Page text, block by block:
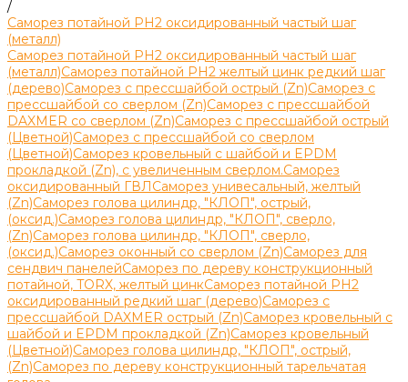
/
Саморез потайной PH2 оксидированный частый шаг
(металл)
Саморез потайной PH2 оксидированный частый шаг
(металл)Саморез потайной РН2 желтый цинк редкий шаг
(дерево)Саморез с прессшайбой острый (Zn)Саморез с
прессшайбой со сверлом (Zn)Саморез с прессшайбой
DAXMER со сверлом (Zn)Саморез с прессшайбой острый
(Цветной)Саморез с прессшайбой со сверлом
(Цветной)Саморез кровельный с шайбой и EPDM
прокладкой (Zn), с увеличенным сверлом.Саморез
оксидированный ГВЛСаморез унивесальный, желтый
(Zn)Саморез голова цилиндр, "КЛОП", острый,
(оксид.)Саморез голова цилиндр, "КЛОП", сверло,
(Zn)Саморез голова цилиндр, "КЛОП", сверло,
(оксид.)Саморез оконный со сверлом (Zn)Саморез для
сендвич панелейСаморез по дереву конструкционный
потайной, TORX, желтый цинкСаморез потайной PH2
оксидированный редкий шаг (дерево)Саморез с
прессшайбой DAXMER острый (Zn)Саморез кровельный с
шайбой и EPDM прокладкой (Zn)Саморез кровельный
(Цветной)Саморез голова цилиндр, "КЛОП", острый,
(Zn)Саморез по дереву конструкционный тарельчатая